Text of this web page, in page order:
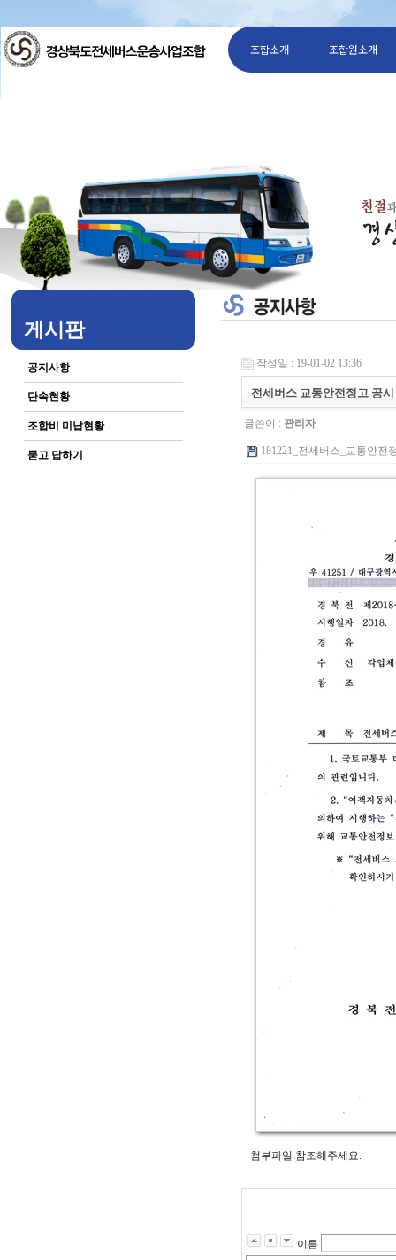
조합소개 조합원소개
게시판
공지사항
단속현황
조합비 미납현황
묻고 답하기
작성일 : 19-01-02 13:36
전세버스 교통안전정고 공
글쓴이 : 관리자
181221_전세버스_교통안전
첨부파일 참조해주세요.
이름